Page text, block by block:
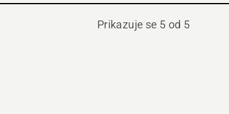
Prikazuje se 5 od 5